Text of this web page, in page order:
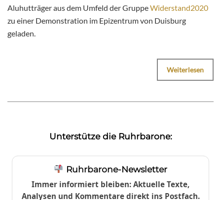
Aluhutträger aus dem Umfeld der GruppeWiderstand2020
zu einer Demonstration im Epizentrum von Duisburg
geladen.
Weiterlesen
Unterstütze die Ruhrbarone:
Ruhrbarone-Newsletter
Immer informiert bleiben: Aktuelle Texte,
Analysen und Kommentare direkt ins Postfach.